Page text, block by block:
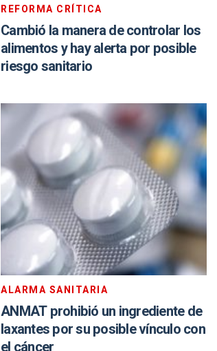
REFORMA CRÍTICA
Cambió la manera de controlar los
alimentos y hay alerta por posible
riesgo sanitario
ALARMA SANITARIA
ANMAT prohibió un ingrediente de
laxantes por su posible vínculo con